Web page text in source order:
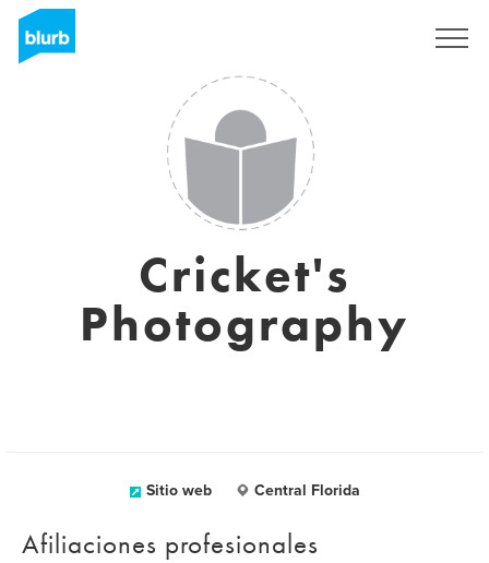
Cricket's
Photography
Sitio web Central Florida
Afiliaciones profesionales